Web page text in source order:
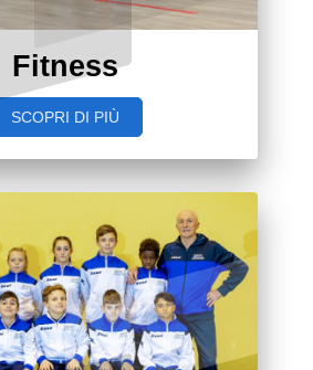
Fitness
SCOPRI DI PIÙ